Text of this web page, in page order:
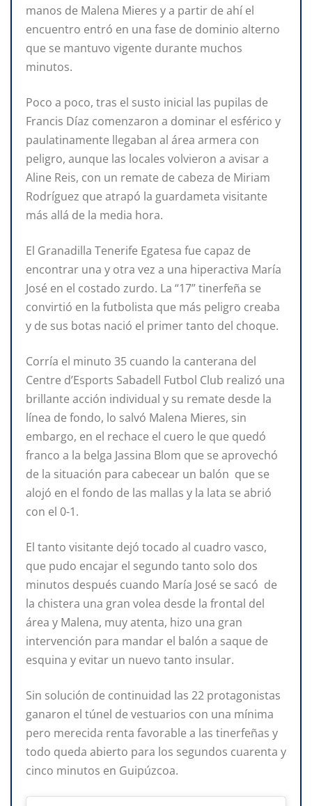
manos de Malena Mieres y a partir de ahí el
encuentro entró en una fase de dominio alterno
que se mantuvo vigente durante muchos
minutos.
Poco a poco, tras el susto inicial las pupilas de
Francis Díaz comenzaron a dominar el esférico y
paulatinamente llegaban al área armera con
peligro, aunque las locales volvieron a avisar a
Aline Reis, con un remate de cabeza de Miriam
Rodríguez que atrapó la guardameta visitante
más allá de la media hora.
El Granadilla Tenerife Egatesa fue capaz de
encontrar una y otra vez a una hiperactiva María
José en el costado zurdo. La “17” tinerfeña se
convirtió en la futbolista que más peligro creaba
y de sus botas nació el primer tanto del choque.
Corría el minuto 35 cuando la canterana del
Centre d’Esports Sabadell Futbol Club realizó una
brillante acción individual y su remate desde la
línea de fondo, lo salvó Malena Mieres, sin
embargo, en el rechace el cuero le que quedó
franco a la belga Jassina Blom que se aprovechó
de la situación para cabecear un balón que se
alojó en el fondo de las mallas y la lata se abrió
con el 0-1.
El tanto visitante dejó tocado al cuadro vasco,
que pudo encajar el segundo tanto solo dos
minutos después cuando María José se sacó de
la chistera una gran volea desde la frontal del
área y Malena, muy atenta, hizo una gran
intervención para mandar el balón a saque de
esquina y evitar un nuevo tanto insular.
Sin solución de continuidad las 22 protagonistas
ganaron el túnel de vestuarios con una mínima
pero merecida renta favorable a las tinerfeñas y
todo queda abierto para los segundos cuarenta y
cinco minutos en Guipúzcoa.